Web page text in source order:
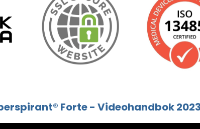
Forte - Videohandbok